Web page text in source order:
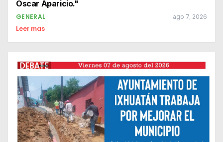
GENERAL ago 7, 2026
Leer mas